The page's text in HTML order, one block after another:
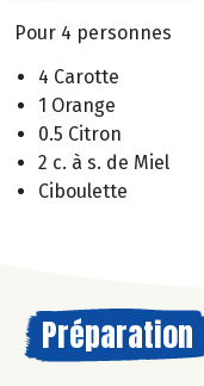
Pour 4 personnes
4 Carotte
1 Orange
0.5 Citron
2 c. à s. de Miel
Ciboulette
Préparation